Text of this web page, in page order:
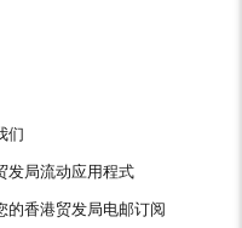
们
发局流动应用程式
的香港贸发局电邮订阅